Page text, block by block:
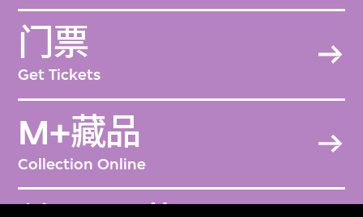
门票
Get Tickets
M+藏品
Collection Online